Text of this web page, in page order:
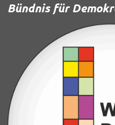
Bündnis für